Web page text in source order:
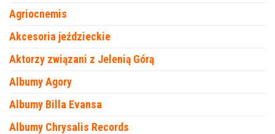
Agriocnemis
Akcesoria jeździeckie
Aktorzy związani z Jelenią Górą
Albumy Agory
Albumy Billa Evansa
Albumy Chrysalis Records